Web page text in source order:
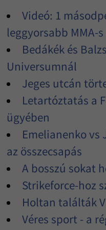
Videó: 1
leggyorsabb MMA-
Bedákék és
Universumnál
Jeges utcán
Letartóztatás a
ügyében
Emelianenko vs
az összecsapás
A bosszú sokat
Strikeforce-hoz
Holtan találták
Véres sport - a